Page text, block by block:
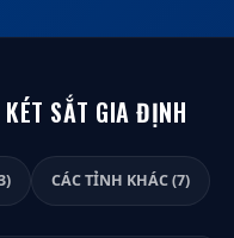
KÉT SẮT GIA ĐỊNH
CÁC TỈNH KHÁC (7)